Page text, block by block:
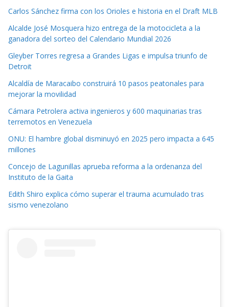
Carlos Sánchez firma con los Orioles e historia en el Draft MLB
Alcalde José Mosquera hizo entrega de la motocicleta a la
ganadora del sorteo del Calendario Mundial 2026
Gleyber Torres regresa a Grandes Ligas e impulsa triunfo de
Detroit
Alcaldía de Maracaibo construirá 10 pasos peatonales para
mejorar la movilidad
Cámara Petrolera activa ingenieros y 600 maquinarias tras
terremotos en Venezuela
ONU: El hambre global disminuyó en 2025 pero impacta a 645
millones
Concejo de Lagunillas aprueba reforma a la ordenanza del
Instituto de la Gaita
Edith Shiro explica cómo superar el trauma acumulado tras
sismo venezolano